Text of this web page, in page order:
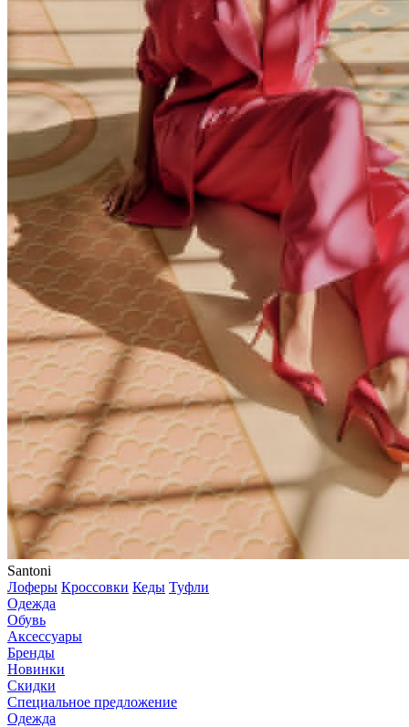
Santoni
Лоферы Кроссовки Кеды Туфли
Одежда
Обувь
Аксессуары
Бренды
Новинки
Скидки
Специальное предложение
Одежда